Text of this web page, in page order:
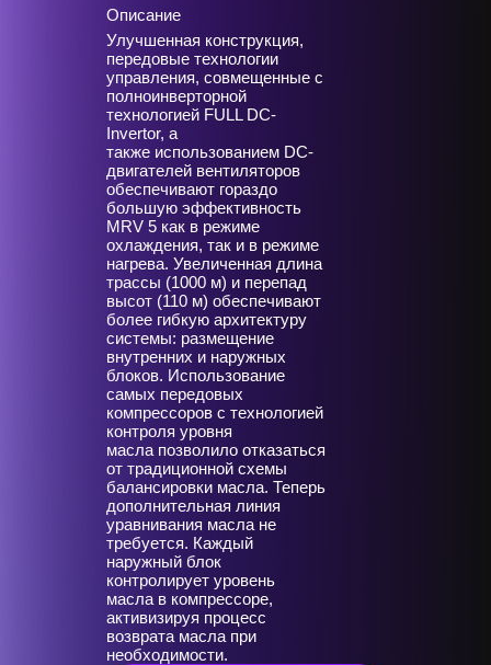
Улучшенная конструкция,
передовые технологии
управления, совмещенные с
полноинверторной
технологией FULL DC-
Invertor, а
также использованием DC-
двигателей вентиляторов
обеспечивают гораздо
большую эффективность
MRV 5 как в режиме
охлаждения, так и в режиме
нагрева. Увеличенная длина
трассы (1000 м) и перепад
высот (110 м) обеспечивают
более гибкую архитектуру
системы: размещение
внутренних и наружных
блоков. Использование
самых передовых
компрессоров с технологией
контроля уровня
масла позволило отказаться
от традиционной схемы
балансировки масла. Теперь
дополнительная линия
уравнивания масла не
требуется. Каждый
наружный блок
контролирует уровень
масла в компрессоре,
активизируя процесс
возврата масла при
необходимости.
Описание